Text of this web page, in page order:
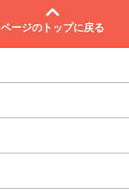
ページのトップに戻る